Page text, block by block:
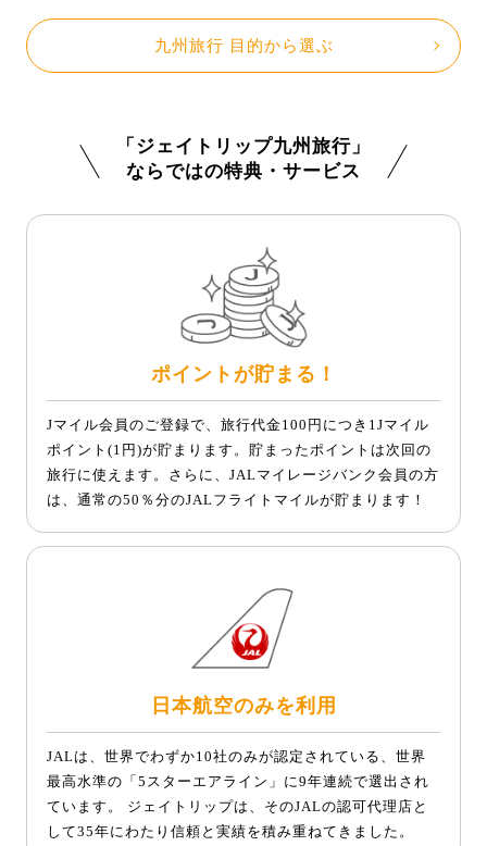
九州旅行 目的から選ぶ
「ジェイトリップ九州旅行」
ならではの特典・サービス
ポイントが貯まる！
Jマイル会員のご登録で、旅行代金100円につき1Jマイル
ポイント(1円)が貯まります。貯まったポイントは次回の
旅行に使えます。さらに、JALマイレージバンク会員の方
は、通常の50％分のJALフライトマイルが貯まります！
日本航空のみを利用
JALは、世界でわずか10社のみが認定されている、世界
最高水準の「5スターエアライン」に9年連続で選出され
ています。 ジェイトリップは、そのJALの認可代理店と
して35年にわたり信頼と実績を積み重ねてきました。